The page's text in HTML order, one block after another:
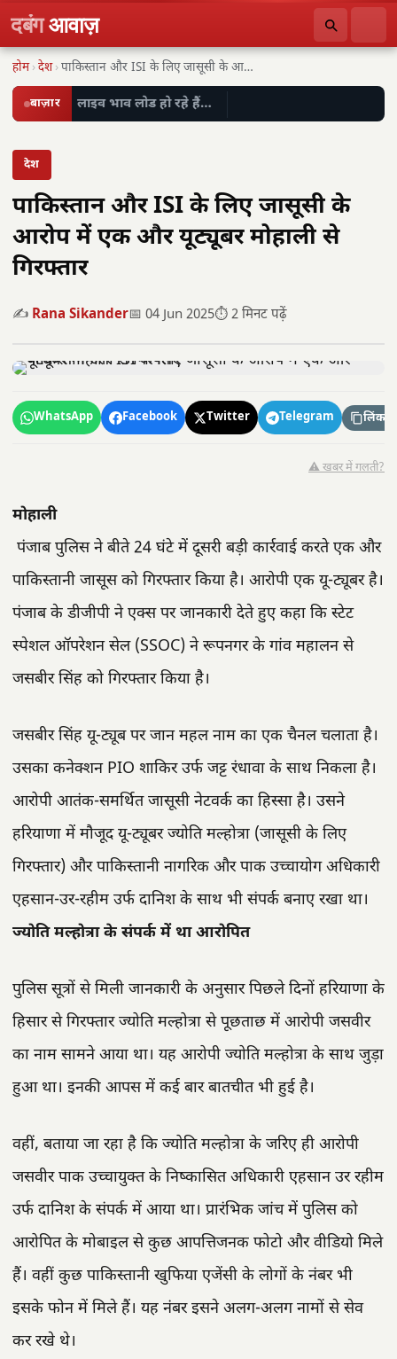
दबंगआवाज़
होम ›देश › पाकिस्तान और ISI के लिए जासूसी के आरोप…
बाज़ार लाइव भाव लोड हो रहे हैं…
देश
पाकिस्तान और ISI के लिए जासूसी के
आरोप में एक और यूट्यूबर मोहाली से
गिरफ्तार
✍️ Rana Sikander📅 04 Jun 2025⏱️ 2 मिनट पढ़ें
WhatsApp Facebook Twitter Telegram लिंक
⚠️ खबर में गलती?
मोहाली
पंजाब पुलिस ने बीते 24 घंटे में दूसरी बड़ी कार्रवाई करते एक और
पाकिस्तानी जासूस को गिरफ्तार किया है। आरोपी एक यू-ट्यूबर है।
पंजाब के डीजीपी ने एक्स पर जानकारी देते हुए कहा कि स्टेट
स्पेशल ऑपरेशन सेल (SSOC) ने रूपनगर के गांव महालन से
जसबीर सिंह को गिरफ्तार किया है।
जसबीर सिंह यू-ट्यूब पर जान महल नाम का एक चैनल चलाता है।
उसका कनेक्शन PIO शाकिर उर्फ ​​जट्ट रंधावा के साथ निकला है।
आरोपी आतंक-समर्थित जासूसी नेटवर्क का हिस्सा है। उसने
हरियाणा में मौजूद यू-ट्यूबर ज्योति मल्होत्रा ​​(जासूसी के लिए
गिरफ्तार) और पाकिस्तानी नागरिक और पाक उच्चायोग अधिकारी
एहसान-उर-रहीम उर्फ ​​दानिश के साथ भी संपर्क बनाए रखा था।
ज्योति मल्होत्रा के संपर्क में था आरोपित
पुलिस सूत्रों से मिली जानकारी के अनुसार पिछले दिनों हरियाणा के
हिसार से गिरफ्तार ज्योति मल्होत्रा से पूछताछ में आरोपी जसवीर
का नाम सामने आया था। यह आरोपी ज्योति मल्होत्रा के साथ जुड़ा
हुआ था। इनकी आपस में कई बार बातचीत भी हुई है।
वहीं, बताया जा रहा है कि ज्योति मल्होत्रा के जरिए ही आरोपी
जसवीर पाक उच्चायुक्त के निष्कासित अधिकारी एहसान उर रहीम
उर्फ दानिश के संपर्क में आया था। प्रारंभिक जांच में पुलिस को
आरोपित के मोबाइल से कुछ आपत्तिजनक फोटो और वीडियो मिले
हैं। वहीं कुछ पाकिस्तानी खुफिया एजेंसी के लोगों के नंबर भी
इसके फोन में मिले हैं। यह नंबर इसने अलग-अलग नामों से सेव
कर रखे थे।